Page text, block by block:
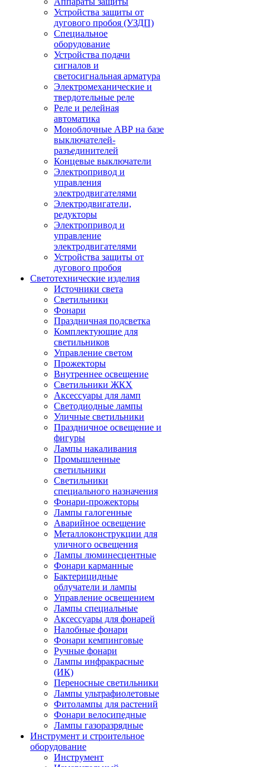
Устройства защиты от
дугового пробоя (УЗДП)
Специальное
оборудование
Устройства подачи
сигналов и
светосигнальная арматура
Электромеханические и
твердотельные реле
Реле и релейная
автоматика
Моноблочные АВР на базе
выключателей-
разъединителей
Концевые выключатели
Электропривод и
управления
электродвигателями
Электродвигатели,
редукторы
Электропривод и
управление
электродвигателями
Устройства защиты от
дугового пробоя
Светотехнические изделия
Источники света
Светильники
Фонари
Праздничная подсветка
Комплектующие для
светильников
Управление светом
Прожекторы
Внутреннее освещение
Светильники ЖКХ
Аксессуары для ламп
Светодиодные лампы
Уличные светильники
Праздничное освещение и
фигуры
Лампы накаливания
Промышленные
светильники
Светильники
специального назначения
Фонари-прожекторы
Лампы галогенные
Аварийное освещение
Металлоконструкции для
уличного освещения
Лампы люминесцентные
Фонари карманные
Бактерицидные
облучатели и лампы
Управление освещением
Лампы специальные
Аксессуары для фонарей
Налобные фонари
Фонари кемпинговые
Ручные фонари
Лампы инфракрасные
(ИК)
Переносные светильники
Лампы ультрафиолетовые
Фитолампы для растений
Фонари велосипедные
Лампы газоразрядные
Инструмент и строительное
оборудование
Инструмент